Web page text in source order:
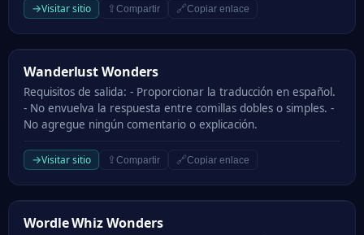
→Visitar sitio ⇪ Compartir 🔗Copiar enlace
Wanderlust Wonders
Wanderlust Wonders
Requisitos de salida: - Proporcionar la traducción en español.
- No envuelva la respuesta entre comillas dobles o simples. -
No agregue ningún comentario o explicación.
→Visitar sitio ⇪ Compartir 🔗Copiar enlace
Wordle Whiz Wonders
Wordle Whiz Wonders